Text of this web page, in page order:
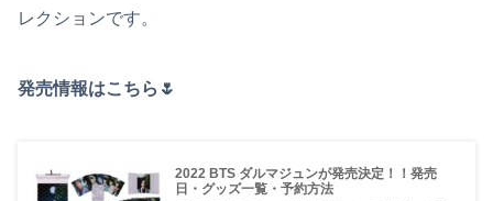
レクションです。
発売情報はこちら🌷
2022 BTS ダルマジュンが発売決定！！発売
日・グッズ一覧・予約方法